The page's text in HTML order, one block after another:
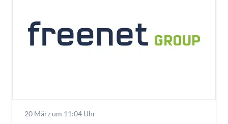
20 März um 11:04 Uhr